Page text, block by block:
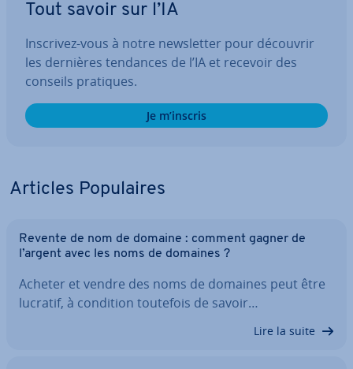
Tout savoir sur l’IA
Inscrivez-vous à notre news­let­ter pour découvrir
les dernières tendances de l’IA et recevoir des
conseils pratiques.
Je m’inscris
Articles Po­pu­laires
Revente de nom de domaine : comment gagner de
l’argent avec les noms de domaines ?
Acheter et vendre des noms de domaines peut être
lucratif, à condition toutefois de savoir…
Lire la suite